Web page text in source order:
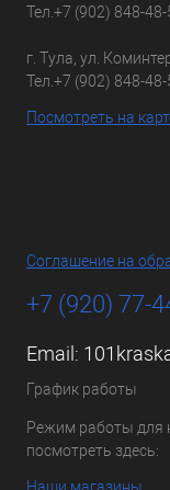
Тел. +7 (902) 848-48-
г. Тула, ул.
Тел. +7 (902) 848-48-
Посмотреть на
Соглашение на
+7 (920) 77-
Email:
График работы
Режим работы для
посмотреть здесь:
Наши магазины